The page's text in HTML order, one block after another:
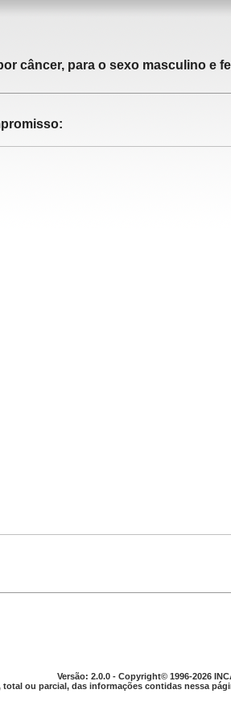
câncer, para o sexo masculino e
Versão: 2.0.0 - Copyright© 1996-2026
total ou parcial, das informações contidas nessa